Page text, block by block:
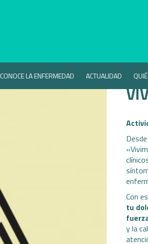
CONOCE LA ENFERMEDAD ACTUALIDAD
Con
tu
y la